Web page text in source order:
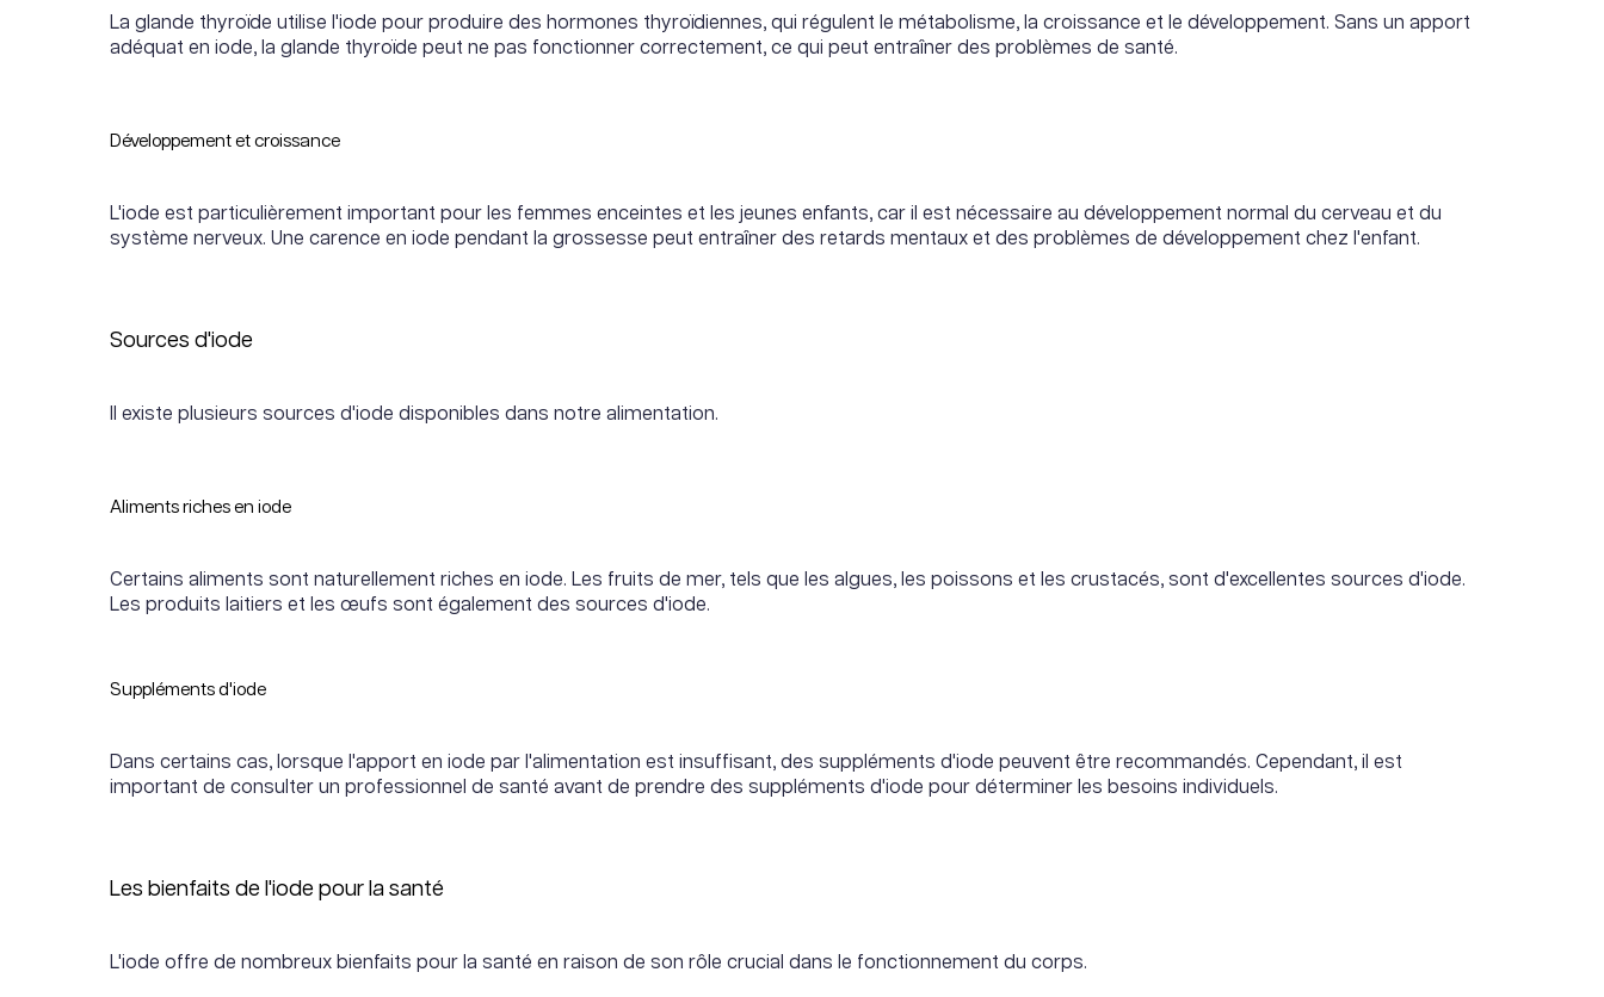
La glande thyroïde utilise l'iode pour produire des hormones thyroïdiennes, qui régulent le métabolisme, la croissance et le développement. Sans un apport
adéquat en iode, la glande thyroïde peut ne pas fonctionner correctement, ce qui peut entraîner des problèmes de santé.
Développement et croissance
L'iode est particulièrement important pour les femmes enceintes et les jeunes enfants, car il est nécessaire au développement normal du cerveau et du
système nerveux. Une carence en iode pendant la grossesse peut entraîner des retards mentaux et des problèmes de développement chez l'enfant.
Sources d'iode
Il existe plusieurs sources d'iode disponibles dans notre alimentation.
Aliments riches en iode
Certains aliments sont naturellement riches en iode. Les fruits de mer, tels que les algues, les poissons et les crustacés, sont d'excellentes sources d'iode.
Les produits laitiers et les œufs sont également des sources d'iode.
Suppléments d'iode
Dans certains cas, lorsque l'apport en iode par l'alimentation est insuffisant, des suppléments d'iode peuvent être recommandés. Cependant, il est
important de consulter un professionnel de santé avant de prendre des suppléments d'iode pour déterminer les besoins individuels.
Les bienfaits de l'iode pour la santé
L'iode offre de nombreux bienfaits pour la santé en raison de son rôle crucial dans le fonctionnement du corps.